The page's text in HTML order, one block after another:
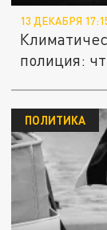
13 ДЕКАБРЯ
полиция:
ПОЛИТИКА